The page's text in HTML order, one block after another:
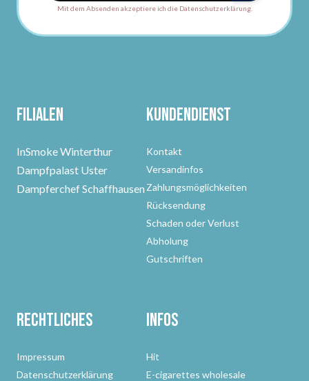
Mit dem Absenden akzeptiere ich die Datenschutzerklärung.
Filialen
InSmoke Winterthur
Dampfpalast Uster
Dampferchef Schaffhausen
Kundendienst
Kontakt
Versandinfos
Zahlungsmöglichkeiten
Rücksendung
Schaden oder Verlust
Abholung
Gutschriften
Rechtliches
Impressum
Datenschutzerklärung
Infos
Hit
E-cigarettes wholesale